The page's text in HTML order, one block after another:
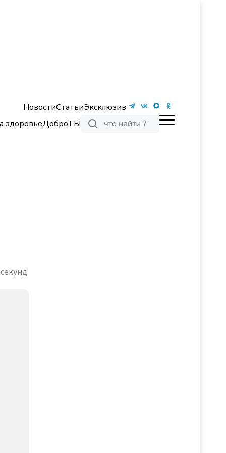
НовостиСтатьиЭксклюзив
здоровьеДоброТЫ